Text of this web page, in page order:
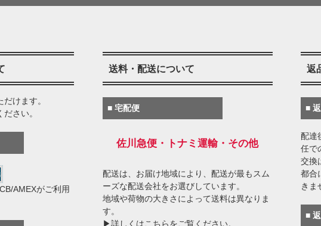
けます。
さい。
AMEXがご利用
送料・配送について
■ 宅配便
佐川急便・トナミ運輸・その他
配送は、お届け地域により、配送が最もスム
ーズな配送会社をお選びしています。
地域や荷物の大きさによって送料は異なりま
す。
▶詳しくはこちらをご覧ください。
返
■
配達
任で
交換
都合
きま
■